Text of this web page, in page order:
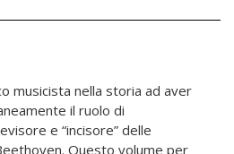
musicista nella storia ad aver
il ruolo di
e “incisore” delle
Questo volume per